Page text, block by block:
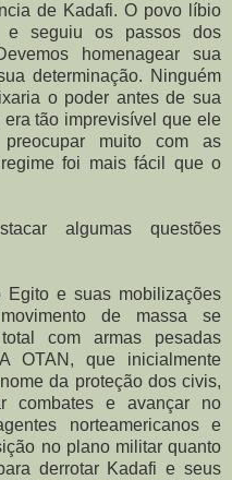
de Kadafi. O povo líbio
e seguiu os passos dos
homenagear sua
determinação. Ninguém
o poder antes de sua
tão imprevisível que ele
muito com as
foi mais fácil que o
algumas questões
Egito e suas mobilizações
de massa se
com armas pesadas
OTAN, que inicialmente
da proteção dos civis,
combates e avançar no
norteamericanos e
no plano militar quanto
derrotar Kadafi e seus